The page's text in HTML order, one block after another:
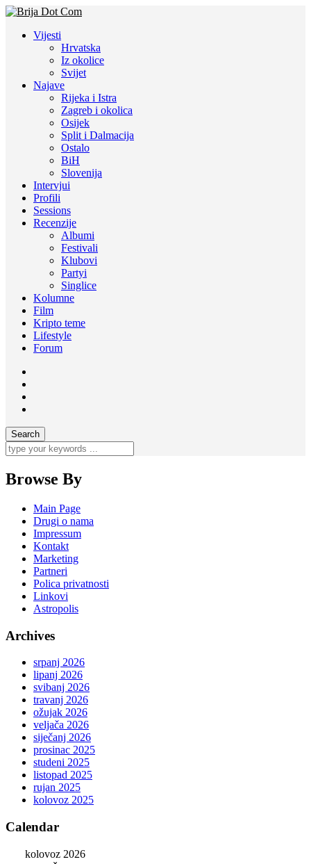
Vijesti
Hrvatska
Iz okolice
Svijet
Najave
Rijeka i Istra
Zagreb i okolica
Osijek
Split i Dalmacija
Ostalo
BiH
Slovenija
Intervjui
Profili
Sessions
Recenzije
Albumi
Festivali
Klubovi
Partyi
Singlice
Kolumne
Film
Kripto teme
Lifestyle
Forum
Browse By
Main Page
Drugi o nama
Impressum
Kontakt
Marketing
Partneri
Polica privatnosti
Linkovi
Astropolis
Archives
srpanj 2026
lipanj 2026
svibanj 2026
travanj 2026
ožujak 2026
veljača 2026
siječanj 2026
prosinac 2025
studeni 2025
listopad 2025
rujan 2025
kolovoz 2025
Calendar
kolovoz 2026